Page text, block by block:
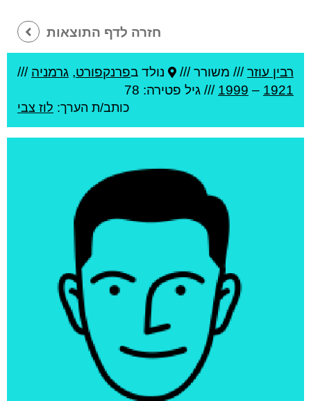
חזרה לדף התוצאות
רבין עוזר/// משורר /// נולד בפרנקפורט, גרמניה ///
1921
–
1999 /// גיל פטירה: 78
כותב/ת הערך: לוז צבי